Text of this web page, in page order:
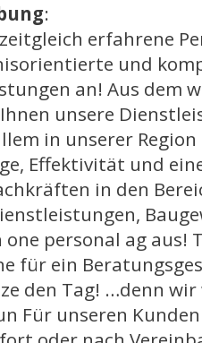
:
erfahrene
und
an! Aus dem
unsere
in unserer
Effektivität und
in den
personal ag aus!
für ein
den Tag! …denn
Für unseren